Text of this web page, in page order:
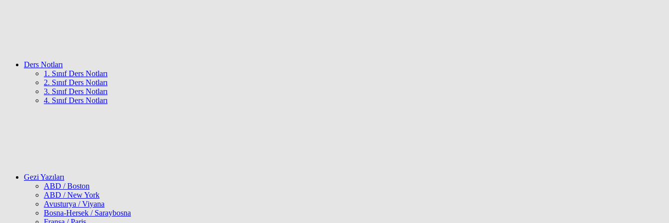
Ders Notları
1. Sınıf Ders Notları
2. Sınıf Ders Notları
3. Sınıf Ders Notları
4. Sınıf Ders Notları
Gezi Yazıları
ABD / Boston
ABD / New York
Avusturya / Viyana
Bosna-Hersek / Saraybosna